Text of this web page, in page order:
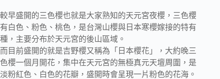
較早盛開的三色櫻也就是大家熟知的天元宮夜櫻，三色櫻
有白色、粉色、桃色，是台灣山櫻與日本寒櫻嫁接的特有
種，主要分布於天元宮的後山區域。
而目前盛開的就是吉野櫻又稱為「日本櫻花」，大約晚三
色櫻一個月開花，集中在天元宮的無極真元天壇周圍，是
淡粉紅色、白色的花瓣，盛開時會呈現一片粉色的花海。